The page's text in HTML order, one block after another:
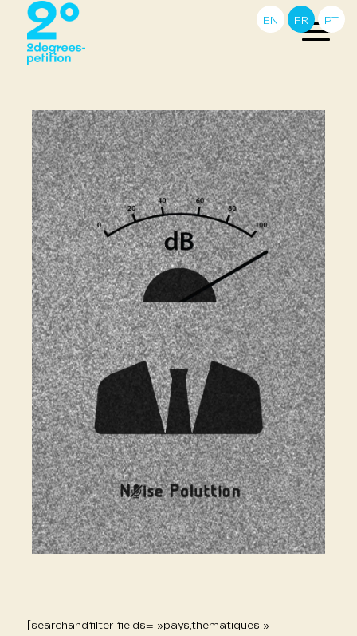
[searchandfilter fields= »pays,thematiques »
EN FR PT